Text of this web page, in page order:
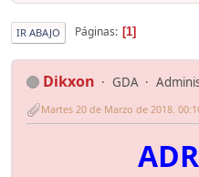
IR ABAJO Páginas 1
Dikxon GDA
Martes 20 de Marzo de 2018.